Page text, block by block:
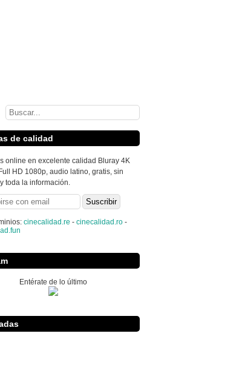
de calidad
online en excelente calidad Bluray 4K
HD 1080p, audio latino, gratis, sin
toda la información.
cinecalidad.re - cinecalidad.ro-
Entérate de lo último